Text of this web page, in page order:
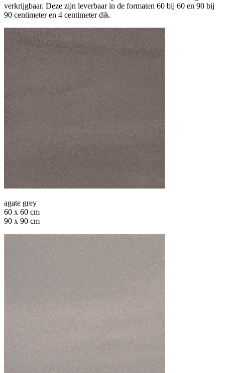
verkrijgbaar. Deze zijn leverbaar in de formaten 60 bij 60 en 90 bij
90 centimeter en 4 centimeter dik.
agate grey
60 x 60 cm
90 x 90 cm